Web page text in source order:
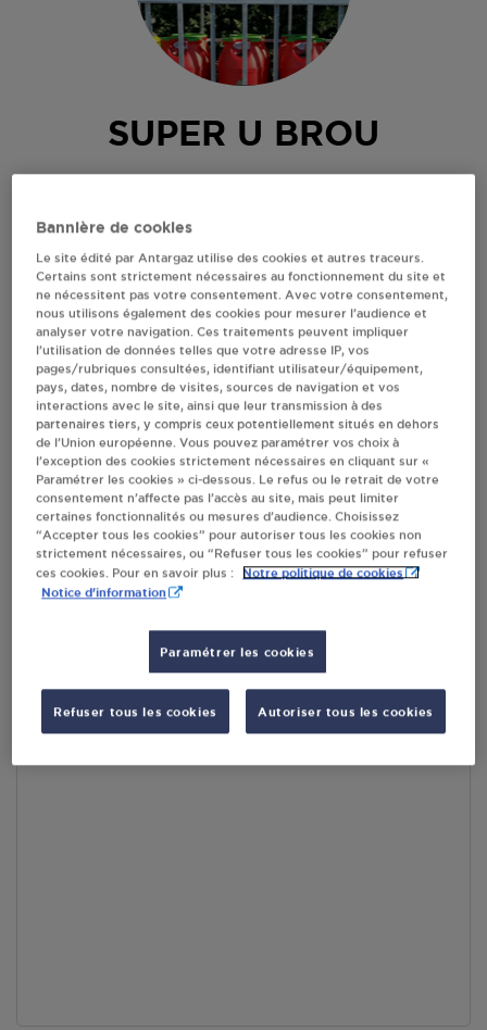
SUPER U BROU
S'Y RENDRE
AFFICHER LE TÉLÉPHONE
RECEVOIR LES COORDONNÉES DU REVENDEUR
En cliquant sur « S’y rendre », j’autorise le traitement
d’informations (dont mon adresse IP) et leur transfert hors UE
par Google Maps afin d’afficher la carte.
En savoir plus
Accès
Bannière de cookies
Le site édité par Antargaz utilise des cookies et autres traceurs.
Certains sont strictement nécessaires au fonctionnement du site et
ne nécessitent pas votre consentement. Avec votre consentement,
nous utilisons également des cookies pour mesurer l’audience et
analyser votre navigation. Ces traitements peuvent impliquer
l’utilisation de données telles que votre adresse IP, vos
pages/rubriques consultées, identifiant utilisateur/équipement,
pays, dates, nombre de visites, sources de navigation et vos
interactions avec le site, ainsi que leur transmission à des
partenaires tiers, y compris ceux potentiellement situés en dehors
de l’Union européenne. Vous pouvez paramétrer vos choix à
l’exception des cookies strictement nécessaires en cliquant sur «
Paramétrer les cookies » ci-dessous. Le refus ou le retrait de votre
consentement n’affecte pas l’accès au site, mais peut limiter
certaines fonctionnalités ou mesures d’audience. Choisissez
“Accepter tous les cookies” pour autoriser tous les cookies non
strictement nécessaires, ou “Refuser tous les cookies” pour refuser
ces cookies. Pour en savoir plus :
Notre politique de cookies
Notice d'information
Paramétrer les cookies
Refuser tous les cookies Autoriser tous les cookies